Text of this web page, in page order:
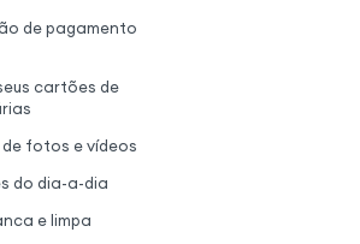
de pagamento
cartões de
fotos e vídeos
do dia-a-dia
e limpa